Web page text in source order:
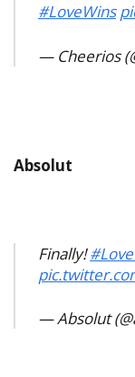
#LoveWins
— Cheerios
Absolut
Finally!
— Absolut